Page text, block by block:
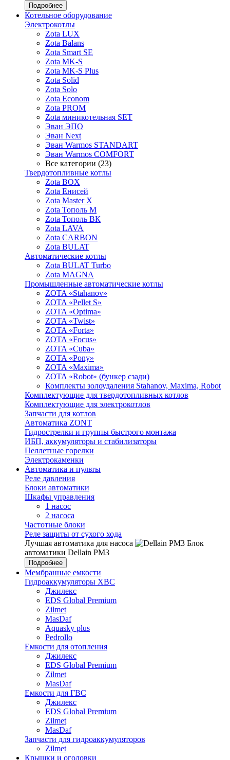
Подробнее
Котельное оборудование
Электрокотлы
Zota LUX
Zota Balans
Zota Smart SE
Zota MK-S
Zota MK-S Plus
Zota Solid
Zota Solo
Zota Econom
Zota PROM
Zota миникотельная SET
Эван ЭПО
Эван Next
Эван Warmos STANDART
Эван Warmos COMFORT
Все категории (23)
Твердотопливные котлы
Zota BOX
Zota Енисей
Zota Master X
Zota Тополь М
Zota Тополь ВК
Zota LAVA
Zota CARBON
Zota BULAT
Автоматические котлы
Zota BULAT Turbo
Zota MAGNA
Промышленные автоматические котлы
ZOTA «Stahanov»
ZOTA «Pellet S»
ZOTA «Optima»
ZOTA «Twist»
ZOTA «Forta»
ZOTA «Focus»
ZOTA «Cuba»
ZOTA «Pony»
ZOTA «Maxima»
ZOTA «Robot» (бункер сзади)
Комплекты золоудаления Stahanov, Maxima, Robot
Комплектующие для твердотопливных котлов
Комплектующие для электрокотлов
Запчасти для котлов
Автоматика ZONT
Гидрострелки и группы быстрого монтажа
ИБП, аккумуляторы и стабилизаторы
Пеллетные горелки
Электрокаменки
Автоматика и пульты
Реле давления
Блоки автоматики
Шкафы управления
1 насос
2 насоса
Частотные блоки
Реле защиты от сухого хода
Лучшая автоматика для насоса
Блок
автоматики Dellain PM3
Подробнее
Мембранные емкости
Гидроаккумуляторы ХВС
Джилекс
EDS Global Premium
Zilmet
MasDaf
Aquasky plus
Pedrollo
Емкости для отопления
Джилекс
EDS Global Premium
Zilmet
MasDaf
Емкости для ГВС
Джилекс
EDS Global Premium
Zilmet
MasDaf
Запчасти для гидроаккумуляторов
Zilmet
Крышки и оголовки